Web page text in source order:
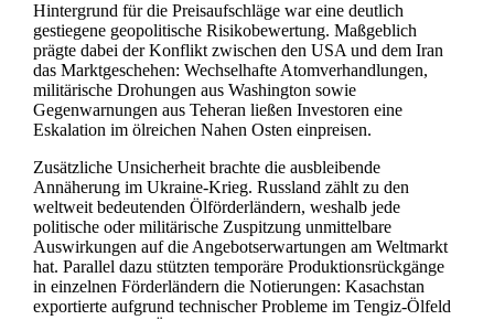
Hintergrund für die Preisaufschläge war eine deutlich
gestiegene geopolitische Risikobewertung. Maßgeblich
prägte dabei der Konflikt zwischen den USA und dem Iran
das Marktgeschehen: Wechselhafte Atomverhandlungen,
militärische Drohungen aus Washington sowie
Gegenwarnungen aus Teheran ließen Investoren eine
Eskalation im ölreichen Nahen Osten einpreisen.
Zusätzliche Unsicherheit brachte die ausbleibende
Annäherung im Ukraine-Krieg. Russland zählt zu den
weltweit bedeutenden Ölförderländern, weshalb jede
politische oder militärische Zuspitzung unmittelbare
Auswirkungen auf die Angebotserwartungen am Weltmarkt
hat. Parallel dazu stützten temporäre Produktionsrückgänge
in einzelnen Förderländern die Notierungen: Kasachstan
exportierte aufgrund technischer Probleme im Tengiz-Ölfeld